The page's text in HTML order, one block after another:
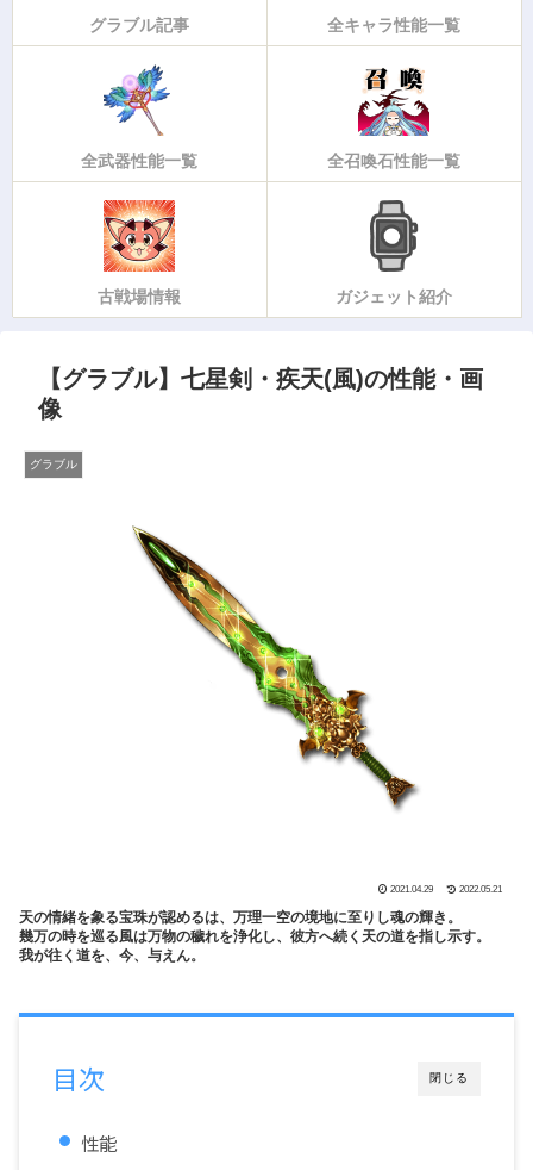
グラブル記事 全キャラ性能一覧
全武器性能一覧 全召喚石性能一覧
古戦場情報 ガジェット紹介
【グラブル】七星剣・疾天(風)の性能・画
像
グラブル
2021.04.29 2022.05.21
天の情緒を象る宝珠が認めるは、万理一空の境地に至りし魂の輝き。
幾万の時を巡る風は万物の穢れを浄化し、彼方へ続く天の道を指し示す。
我が往く道を、今、与えん。
閉じる
目次
性能